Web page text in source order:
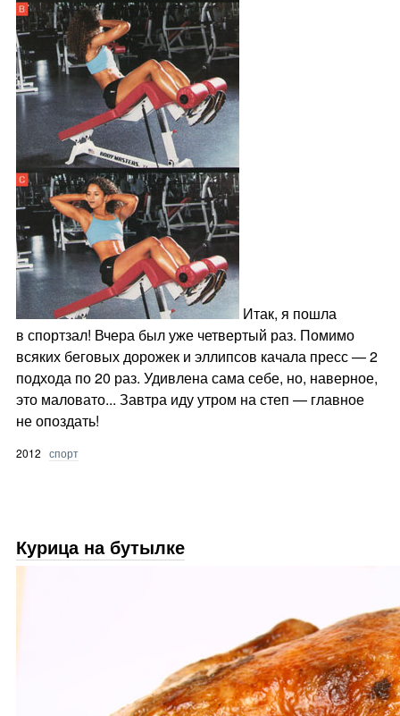
Итак, я пошла
в спортзал! Вчера был уже четвертый раз. Помимо
всяких беговых дорожек и эллипсов качала пресс — 2
подхода по 20 раз. Удивлена сама себе, но, наверное,
это маловато... Завтра иду утром на степ — главное
не опоздать!
2012 спорт
Курица на бутылке